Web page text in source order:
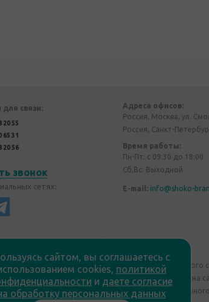
связи:
20 55
65 31
20 56
звонок
сетях:
Адреса офисов:
Россия, Москва, ул.
Россия, Санкт-
Время работы:
Пн-Пт: с 09:30 до 18:00
Сб,Вс: Выходной
E-mail: info@shoko-
Политика конфиденциальности
регулировании производства и оборота
торговлю. Все материалы, размещенные на
Авторские корпоративные подарки
сайтом, вы соглашаетесь с
cookies, политикой
и даете согласие
обработку персональных данных